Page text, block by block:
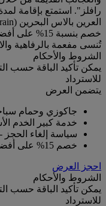
رافلز". استمتع بإقامة
خصم بنسبة
تُنسى مفعمة بالرفاهية
الشروط والأحكام
يمكن تأكيد الباقة حسب
للاسترداد
يتضمن العرض
جاكوزي وحمام
خدمة كبير الخدم
سياسة إلغاء الحجز
خصم 15% على أفضل سعر متوفر
احجز العرض
الشروط والأحكام
يمكن تأكيد الباقة حسب
للاسترداد